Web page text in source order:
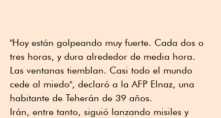
"Hoy están golpeando muy fuerte. Cada dos o
tres horas, y dura alrededor de media hora.
Las ventanas tiemblan. Casi todo el mundo
cede al miedo", declaró a la AFP Elnaz, una
habitante de Teherán de 39 años.
Irán, entre tanto, siguió lanzando misiles y